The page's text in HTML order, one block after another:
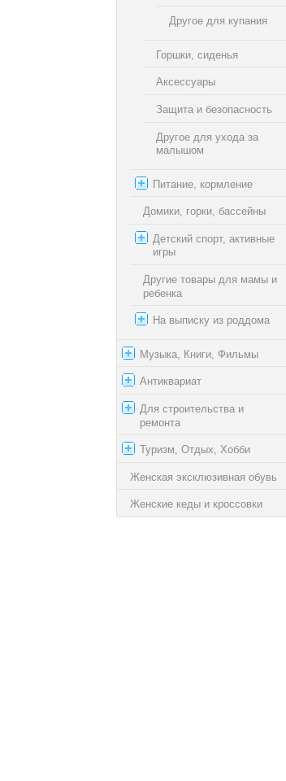
Другое для купания
Горшки, сиденья
Аксессуары
Защита и безопасность
Другое для ухода за
малышом
Питание, кормление
Домики, горки, бассейны
Детский спорт, активные
игры
Другие товары для мамы и
ребенка
На выписку из роддома
Музыка, Книги, Фильмы
Антиквариат
Для строительства и
ремонта
Туризм, Отдых, Хобби
Женская эксклюзивная обувь
Женские кеды и кроссовки